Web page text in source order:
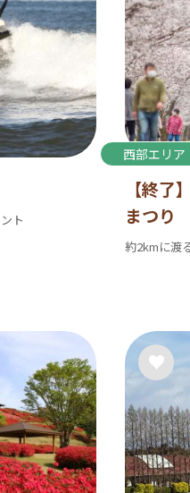
ト
西部エリア
【終了
まつり
約2kmに渡